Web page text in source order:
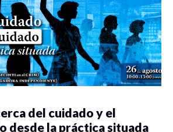
del cuidado y el
desde la práctica situada